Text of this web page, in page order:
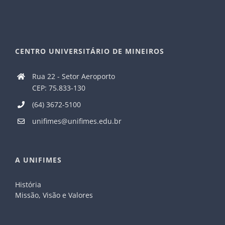
CENTRO UNIVERSITÁRIO DE MINEIROS
Rua 22 - Setor Aeroporto
CEP: 75.833-130
(64) 3672-5100
unifimes@unifimes.edu.br
A UNIFIMES
História
Missão, Visão e Valores